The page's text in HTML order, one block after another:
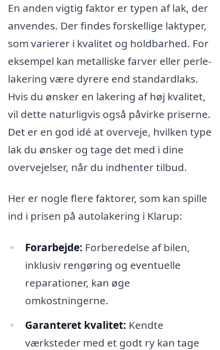
En anden vigtig faktor er typen af lak, der
anvendes. Der findes forskellige laktyper,
som varierer i kvalitet og holdbarhed. For
eksempel kan metalliske farver eller perle-
lakering være dyrere end standardlaks.
Hvis du ønsker en lakering af høj kvalitet,
vil dette naturligvis også påvirke priserne.
Det er en god idé at overveje, hvilken type
lak du ønsker og tage det med i dine
overvejelser, når du indhenter tilbud.
Her er nogle flere faktorer, som kan spille
ind i prisen på autolakering i Klarup:
Forarbejde: Forberedelse af bilen,
inklusiv rengøring og eventuelle
reparationer, kan øge
omkostningerne.
Garanteret kvalitet: Kendte
værksteder med et godt ry kan tage